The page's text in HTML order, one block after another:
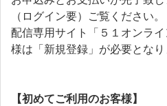
（ログイン要）ご覧ください。
配信専用サイト「５１オンラ
様は「新規登録」が必要となり
【初めてご利用のお客様】